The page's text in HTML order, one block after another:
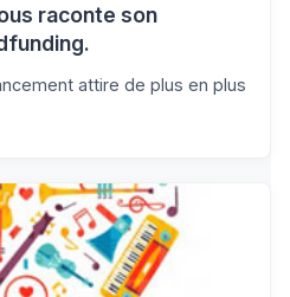
raconte son
attire de plus en plus